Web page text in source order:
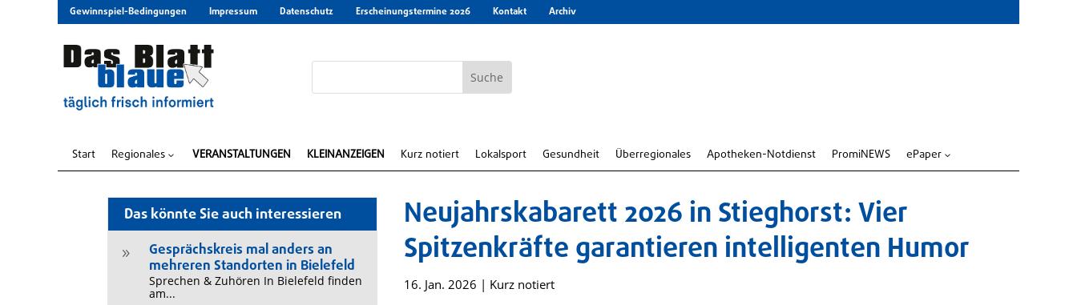
Gewinnspiel-Bedingungen Impressum Datenschutz Erscheinungstermine 2026 Kontakt Archiv
Start Regionales 3 VERANSTALTUNGEN KLEINANZEIGEN Kurz notiert Lokalsport Gesundheit Überregionales Apotheken-Notdienst PromiNEWS ePaper 3
Das könnte Sie auch interessieren
9
Gesprächskreis mal anders an
mehreren Standorten in Bielefeld
Sprechen & Zuhören In Bielefeld finden
am...
Neujahrskabarett 2026 in Stieghorst: Vier
Spitzenkräfte garantieren intelligenten Humor
16. Jan. 2026 | Kurz notiert